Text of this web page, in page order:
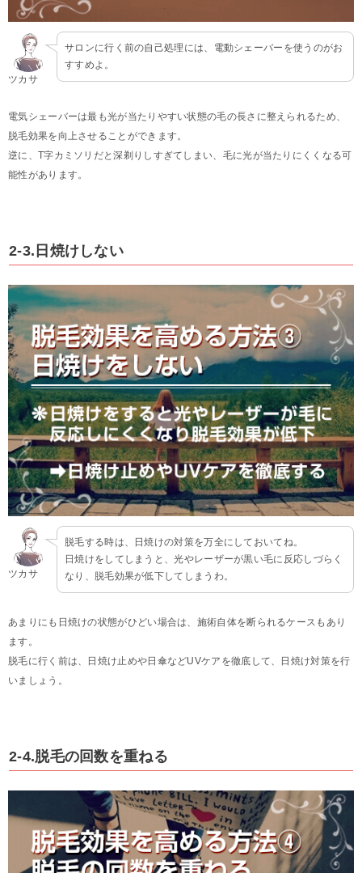
ツカサ
サロンに行く前の自己処理には、電動シェーバーを使うのがお
すすめよ。
電気シェーバーは最も光が当たりやすい状態の毛の長さに整えられるため、
脱毛効果を向上させることができます。
逆に、T字カミソリだと深剃りしすぎてしまい、毛に光が当たりにくくなる可
能性があります。
2-3.日焼けしない
ツカサ
脱毛する時は、日焼けの対策を万全にしておいてね。
日焼けをしてしまうと、光やレーザーが黒い毛に反応しづらく
なり、脱毛効果が低下してしまうわ。
あまりにも日焼けの状態がひどい場合は、施術自体を断られるケースもあり
ます。
脱毛に行く前は、日焼け止めや日傘などUVケアを徹底して、日焼け対策を行
いましょう。
2-4.脱毛の回数を重ねる